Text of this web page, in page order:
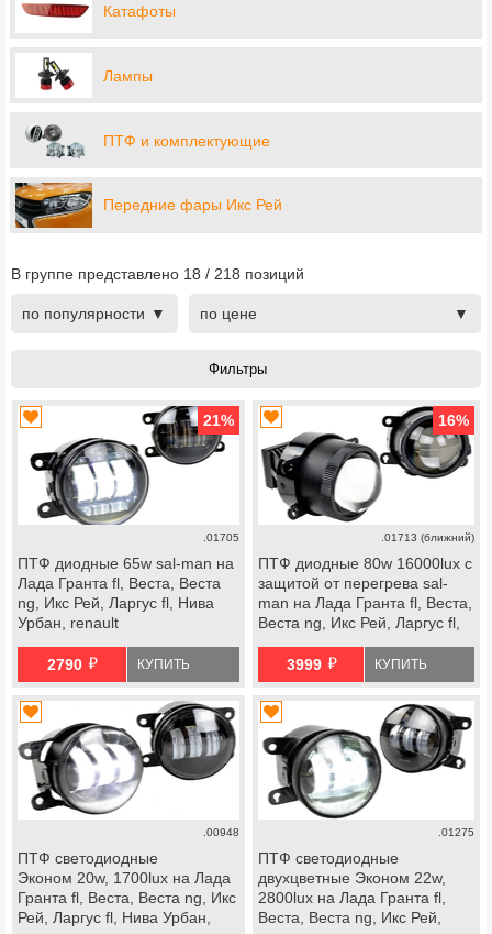
Катафоты
Лампы
ПТФ и комплектующие
Передние фары Икс Рей
В группе представлено 18 / 218 позиций
по популярности по цене
21%
.01705
ПТФ диодные 65w sal-man на
Лада Гранта fl, Веста, Веста
ng, Икс Рей, Ларгус fl, Нива
Урбан, renault
2790 й КУПИТЬ
16%
.01713 (ближний)
ПТФ диодные 80w 16000lux с
защитой от перегрева sal-
man на Лада Гранта fl, Веста,
Веста ng, Икс Рей, Ларгус fl,
3999 й КУПИТЬ
.00948
ПТФ светодиодные
Эконом 20w, 1700lux на Лада
Гранта fl, Веста, Веста ng, Икс
Рей, Ларгус fl, Нива Урбан,
.01275
ПТФ светодиодные
двухцветные Эконом 22w,
2800lux на Лада Гранта fl,
Веста, Веста ng, Икс Рей,